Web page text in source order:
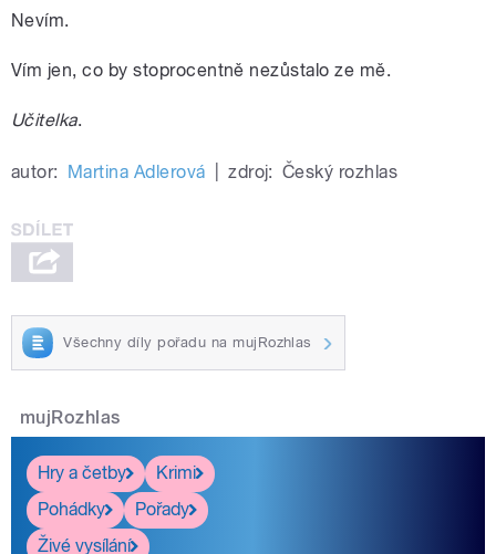
Nevím.
Vím jen, co by stoprocentně nezůstalo ze mě.
Učitelka.
autor: Martina Adlerová zdroj: Český rozhlas
Všechny díly pořadu na mujRozhlas
mujRozhlas
Hry a četby
Krimi
Pohádky
Pořady
Živé vysílání